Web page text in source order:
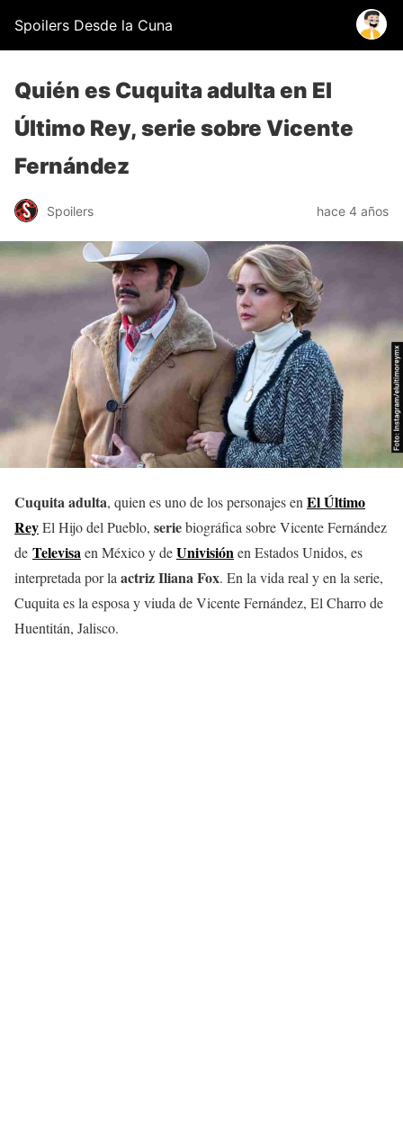
Spoilers Desde la Cuna
Quién es Cuquita adulta en El
Último Rey, serie sobre Vicente
Fernández
Spoilers hace 4 años
Cuquita adulta, quien es uno de los personajes en El Último
ReyEl Hijo del Pueblo, seriebiográfica sobre Vicente Fernández
de Televisaen México y deUnivisiónen Estados Unidos, es
interpretada por la actriz Iliana Fox. En la vida real y en la serie,
Cuquita es la esposa y viuda de Vicente Fernández, El Charro de
Huentitán, Jalisco.